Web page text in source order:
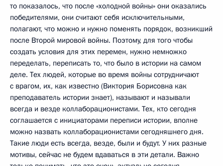
то показалось, что после «холодной войны» они оказались
победителями, они считают себя исключительными,
полагают, что можно и нужно поменять порядок, возникший
после Второй мировой войны. Поэтому, для того чтобы
создать условия для этих перемен, нужно немножко
переделать, переписать то, что было в истории на самом
деле. Тех людей, которые во время войны сотрудничают
с врагом, их, как известно (Виктория Борисовна как
преподаватель истории знает), называют и называли
всегда и везде коллаборационистами. Тех, кто сегодня
соглашается с инициаторами переписи истории, вполне
можно назвать коллаборационистами сегодняшнего дня.
Такие люди есть всегда, везде, были и будут. У них разные
мотивы, сейчас не будем вдаваться в эти детали. Важно